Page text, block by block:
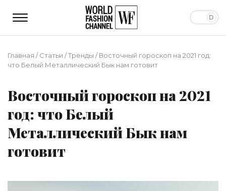
Главная /Статьи /Тренды /Восточный гороскоп на 2021 год:
что Белый Металлический Бык нам готовит
Восточный гороскоп на 2021
год: что Белый
Металлический Бык нам
готовит